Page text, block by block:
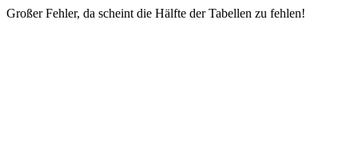
Großer Fehler, da scheint die Hälfte der Tabellen zu fehlen!